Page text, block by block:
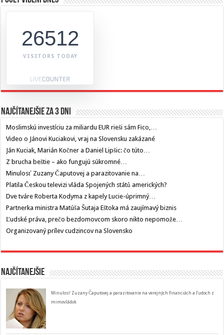
26512
VISITORS TODAY
Najčítanejšie za 3 dni
Moslimskú investíciu za miliardu EUR rieši sám Fico,…
Video o Jánovi Kuciakovi, vraj na Slovensku zakázané
Ján Kuciak, Marián Kočner a Daniel Lipšic: čo túto…
Z brucha beštie – ako fungujú súkromné…
Minulosť Zuzany Čaputovej a parazitovanie na…
Platila Českou televizi vláda Spojených států amerických?
Dve tváre Roberta Kodyma z kapely Lucie-úprimný…
Partnerka ministra Matúša Šutaja Eštoka má zaujímavý biznis
Ľudské práva, prečo bezdomovcom skoro nikto nepomože…
Organizovaný prílev cudzincov na Slovensko
Najčítanejšie
Minulosť Zuzany Čaputovej a parazitovanie na verejných financiách a ľudoch z
mimovládok